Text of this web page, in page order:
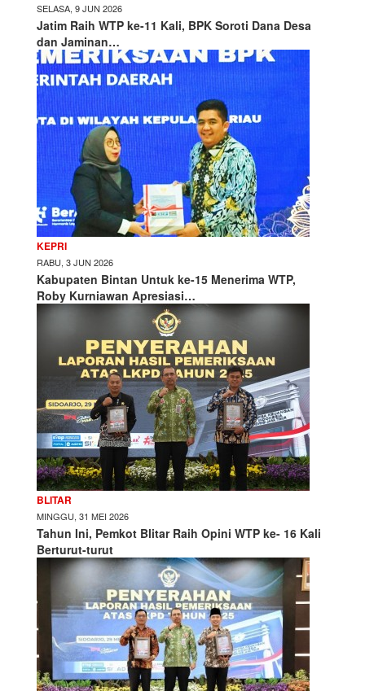
SELASA, 9 JUN 2026
Jatim Raih WTP ke-11 Kali, BPK Soroti Dana Desa
dan Jaminan…
KEPRI
RABU, 3 JUN 2026
Kabupaten Bintan Untuk ke-15 Menerima WTP,
Roby Kurniawan Apresiasi…
BLITAR
MINGGU, 31 MEI 2026
Tahun Ini, Pemkot Blitar Raih Opini WTP ke- 16 Kali
Berturut-turut